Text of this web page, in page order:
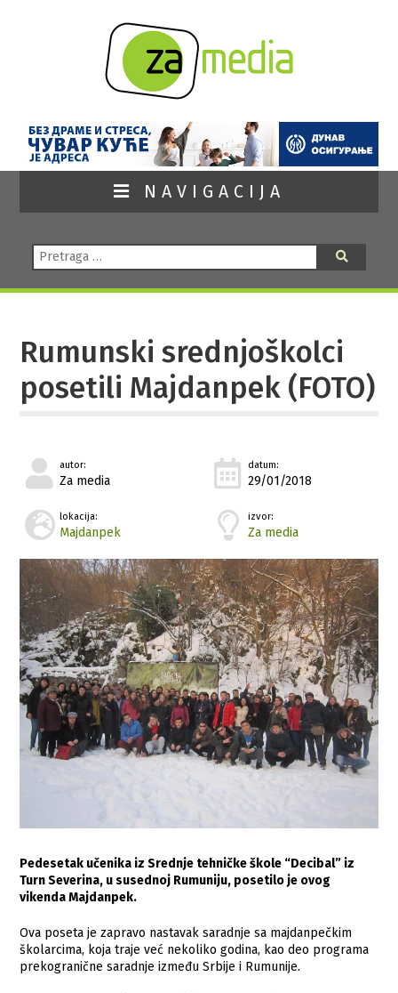
NAVIGACIJA
Pretraga:
Rumunski srednjoškolci
posetili Majdanpek (FOTO)
autor:
Za media
datum:
29/01/2018
lokacija:
Majdanpek
izvor:
Za media
Pedesetak učenika iz Srednje tehničke škole “Decibal” iz
Turn Severina, u susednoj Rumuniju, posetilo je ovog
vikenda Majdanpek.
Ova poseta je zapravo nastavak saradnje sa majdanpečkim
školarcima, koja traje već nekoliko godina, kao deo programa
prekogranične saradnje između Srbije i Rumunije.